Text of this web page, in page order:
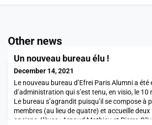
Other news
Un nouveau bureau élu !
December 14, 2021
Le nouveau bureau d’Efrei Paris Alumni a été
d’administration qui s’est tenu, en visio, le 10
Le bureau s’agrandit puisqu’il se compose à
membres (au lieu de quatre) et accueille
anciens-élèves : Arnaud Mathieu et Pierre-